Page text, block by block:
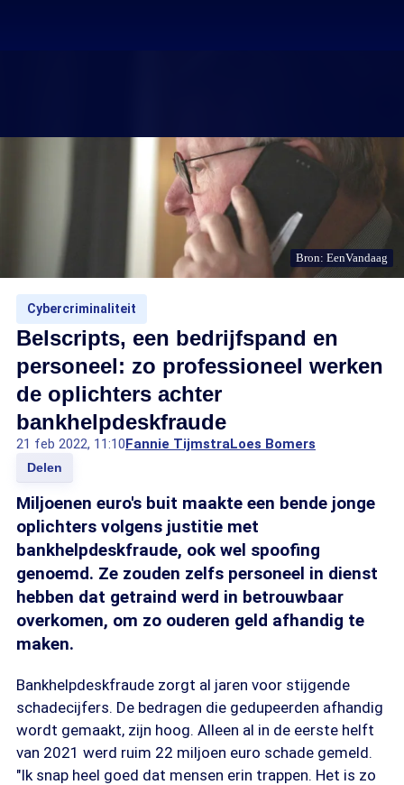
Bron: EenVandaag
Cybercriminaliteit
Belscripts, een bedrijfspand en
personeel: zo professioneel werken
de oplichters achter
bankhelpdeskfraude
21 feb 2022, 11:10Fannie TijmstraLoes Bomers
Delen
Miljoenen euro's buit maakte een bende jonge
oplichters volgens justitie met
bankhelpdeskfraude, ook wel spoofing
genoemd. Ze zouden zelfs personeel in dienst
hebben dat getraind werd in betrouwbaar
overkomen, om zo ouderen geld afhandig te
maken.
Bankhelpdeskfraude zorgt al jaren voor stijgende
schadecijfers. De bedragen die gedupeerden afhandig
wordt gemaakt, zijn hoog. Alleen al in de eerste helft
van 2021 werd ruim 22 miljoen euro schade gemeld.
"Ik snap heel goed dat mensen erin trappen. Het is zo